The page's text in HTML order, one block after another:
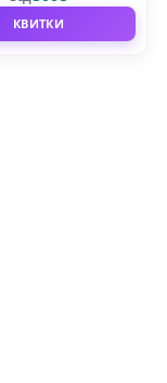
КВИТКИ